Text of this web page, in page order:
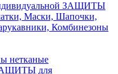
ЗАЩИТЫ
Маски, Шапочки,
Комбинезоны
нетканые
для